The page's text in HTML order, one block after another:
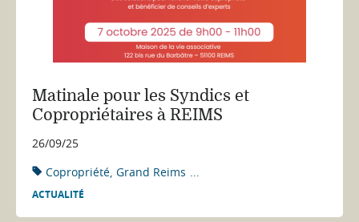
Matinale pour les Syndics et
Copropriétaires à REIMS
26/09/25
Copropriété Grand Reims ...
ACTUALITÉ